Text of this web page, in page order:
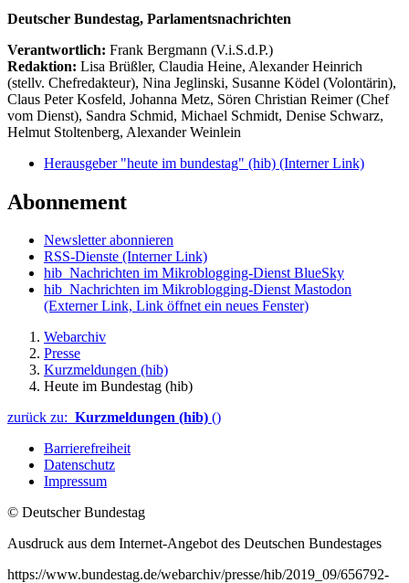
Deutscher Bundestag, Parlamentsnachrichten
Verantwortlich: Frank Bergmann (V.i.S.d.P.)
Redaktion: Lisa Brüßler, Claudia Heine, Alexander Heinrich
(stellv. Chefredakteur), Nina Jeglinski, Susanne Ködel (Volontärin),
Claus Peter Kosfeld, Johanna Metz, Sören Christian Reimer (Chef
vom Dienst), Sandra Schmid, Michael Schmidt, Denise Schwarz,
Helmut Stoltenberg, Alexander Weinlein
Herausgeber "heute im bundestag" (hib) (Interner Link)
Abonnement
Newsletter abonnieren
RSS-Dienste (Interner Link)
hib_Nachrichten im Mikroblogging-Dienst BlueSky
hib_Nachrichten im Mikroblogging-Dienst Mastodon
(Externer Link, Link öffnet ein neues Fenster)
Webarchiv
Presse
Kurzmeldungen (hib)
Heute im Bundestag (hib)
zurück zu: Kurzmeldungen (hib) ()
Barrierefreiheit
Datenschutz
Impressum
© Deutscher Bundestag
Ausdruck aus dem Internet-Angebot des Deutschen Bundestages
https://www.bundestag.de/webarchiv/presse/hib/2019_09/656792-